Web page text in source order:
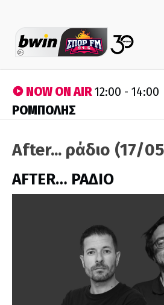
NOW ON AIR12:00 - 14:00
ΡΟΜΠΟΛΗΣ
After... ράδιο (17/
AFTER… ΡΑΔΙΟ